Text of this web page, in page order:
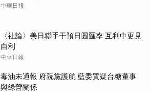
中華日報
〈社論〉美日聯手干預日圓匯率 互利中更見
自利
中華日報
毒油未通報 府院黨護航 藍委質疑台糖董事
與綠營關係